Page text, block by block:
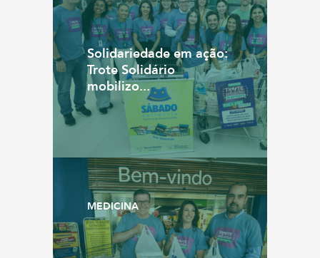
Solidariedade em ação:
Trote Solidário
mobilizo...
MEDICINA